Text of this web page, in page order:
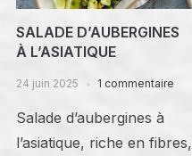
SALADE D’AUBERGINES
À L’ASIATIQUE
24 juin 2025 1 commentaire
Salade d’aubergines à
l’asiatique, riche en fibres,